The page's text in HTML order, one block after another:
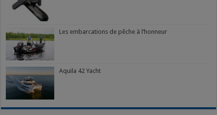
Les embarcations de pêche à l’honneur
Aquila 42 Yacht